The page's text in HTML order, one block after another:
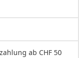
ab CHF 50